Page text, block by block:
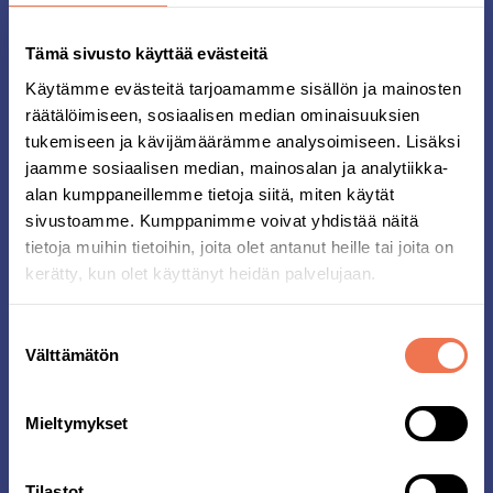
Tämä sivusto käyttää evästeitä
Käytämme evästeitä tarjoamamme sisällön ja mainosten
räätälöimiseen, sosiaalisen median ominaisuuksien
tukemiseen ja kävijämäärämme analysoimiseen. Lisäksi
jaamme sosiaalisen median, mainosalan ja analytiikka-
alan kumppaneillemme tietoja siitä, miten käytät
sivustoamme. Kumppanimme voivat yhdistää näitä
tietoja muihin tietoihin, joita olet antanut heille tai joita on
kerätty, kun olet käyttänyt heidän palvelujaan.
valinta
Välttämätön
Mieltymykset
asiakasrekisteriimme ja niitä käytetään
Jos olet antanut siihen suostumuksen,
Voit perua tilauksen milloin tahansa ottamalla yhteyttä
asiakaspalveluunhelsinki@midnattsloppet.com.
LÄHTÖPAKETTIIN SISÄLTYY
Ajanottosiru
T-paita
Lähtöryhmäranneke
Virallinen aika tulossivulla
Sähköinen diplomi
mahdollisesta korvauksesta päätetään